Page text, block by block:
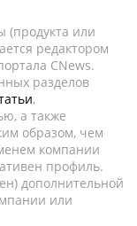
(продукта или
редактором
CNews.
разделов
,
а также
образом, чем
компании
профиль.
дополнительной
или